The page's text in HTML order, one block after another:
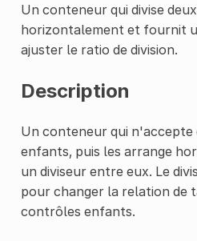
Un conteneur qui divise
horizontalement et fournit
ajuster le ratio de division.
Description
Un conteneur qui
enfants, puis les arrange
un diviseur entre eux. Le
pour changer la relation de
contrôles enfants.